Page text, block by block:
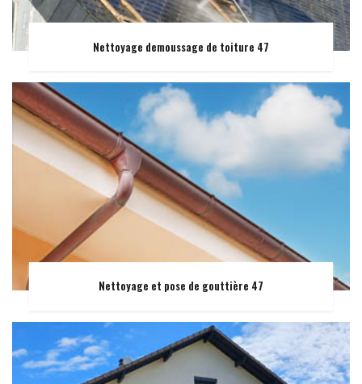
Nettoyage demoussage de toiture 47
Nettoyage et pose de gouttière 47